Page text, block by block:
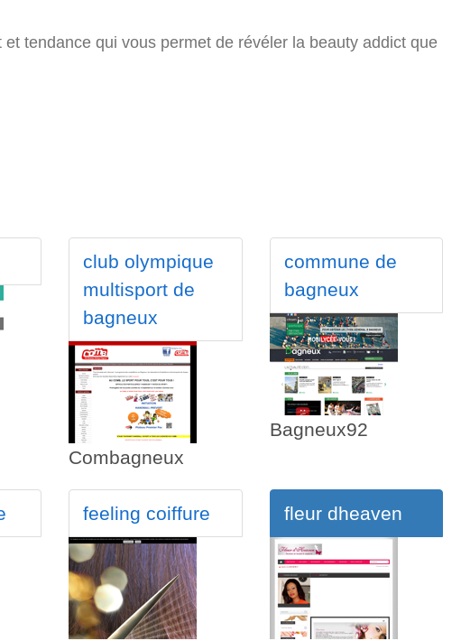
tendance qui vous permet de révéler la beauty addict que
club olympique
multisport de
bagneux
Combagneux
commune de
bagneux
Bagneux92
feeling coiffure fleur dheaven